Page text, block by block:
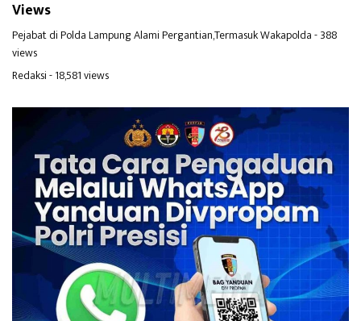
Views
Pejabat di Polda Lampung Alami Pergantian,Termasuk Wakapolda- 388
views
Redaksi- 18,581 views